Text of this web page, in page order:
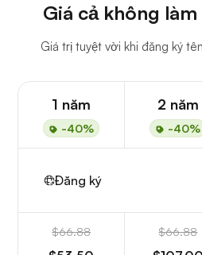
Giá cả không
Giá trị tuyệt vời khi đăng ký
1 năm
-40%
2 năm
-40%
Đăng ký
$66.88 $66.88